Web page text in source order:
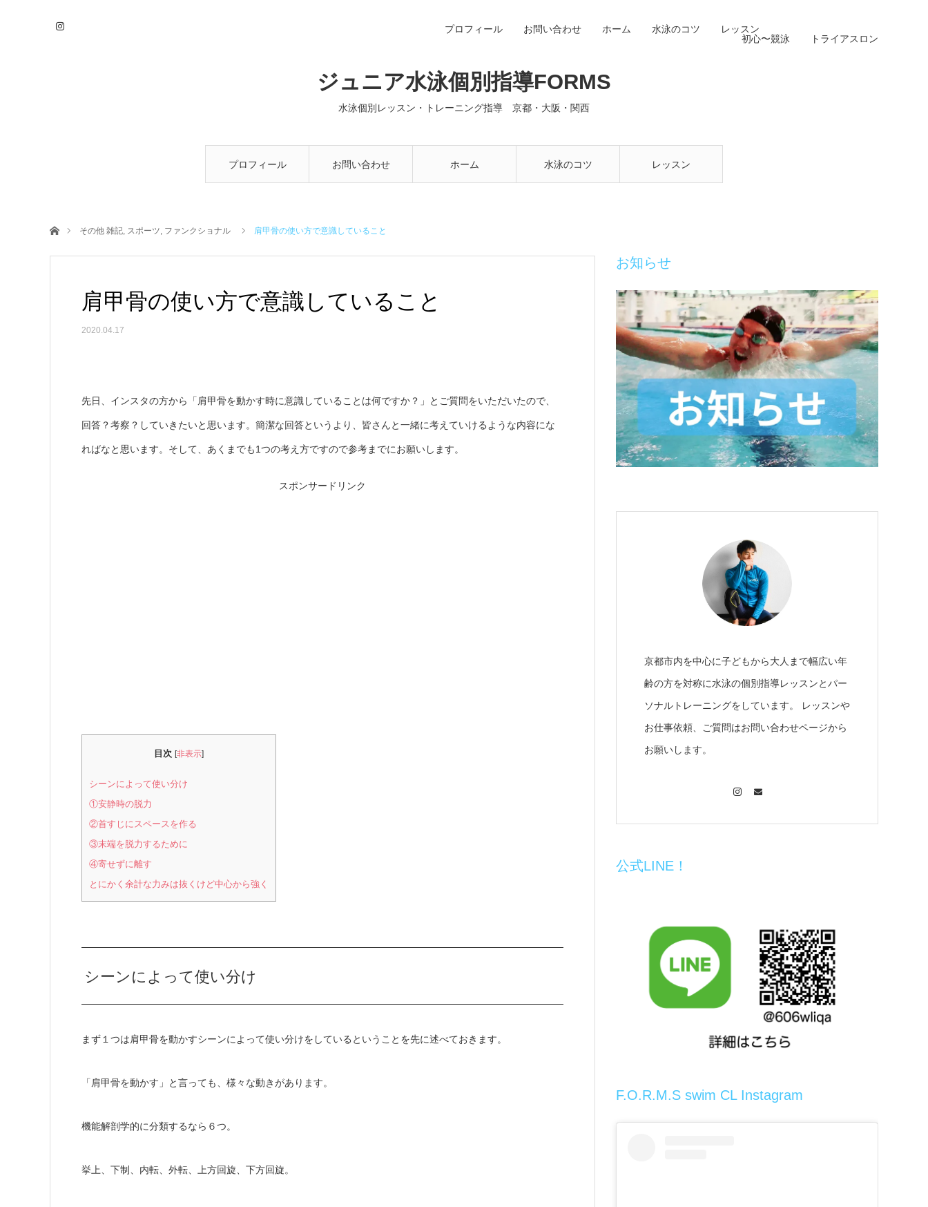
ジュニア水泳個別指導FORMS
水泳個別レッスン・トレーニング指導 京都・大阪・関西
プロフィール お問い合わせ ホーム 水泳のコツ レッスン
プロフィール お問い合わせ ホーム 水泳のコツ
レッスン
初心〜競泳
トライアスロン
ホームその他 雑記, スポーツ, ファンクショナル 肩甲骨の使い方で意識していること
肩甲骨の使い方で意識していること
2020.04.17
先日、インスタの方から「肩甲骨を動かす時に意識していることは何ですか？」とご質問をいただいたので、
回答？考察？していきたいと思います。簡潔な回答というより、皆さんと一緒に考えていけるような内容にな
ればなと思います。そして、あくまでも1つの考え方ですので参考までにお願いします。
スポンサードリンク
目次 [非表示]
シーンによって使い分け
①安静時の脱力
②首すじにスペースを作る
③末端を脱力するために
④寄せずに離す
とにかく余計な力みは抜くけど中心から強く
シーンによって使い分け
まず１つは肩甲骨を動かすシーンによって使い分けをしているということを先に述べておきます。
「肩甲骨を動かす」と言っても、様々な動きがあります。
機能解剖学的に分類するなら６つ。
挙上、下制、内転、外転、上方回旋、下方回旋。
お知らせ
京都市内を中心に子どもから大人まで幅広い年
齢の方を対称に水泳の個別指導レッスンとパー
ソナルトレーニングをしています。 レッスンや
お仕事依頼、ご質問はお問い合わせページから
お願いします。
公式LINE！
F.O.R.M.S swim CL Instagram